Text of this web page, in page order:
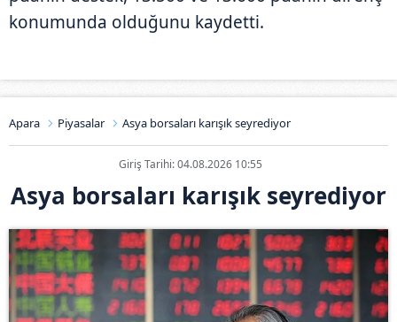
konumunda olduğunu kaydetti.
Apara Piyasalar Asya borsaları karışık seyrediyor
Giriş Tarihi: 04.08.2026 10:55
Asya borsaları karışık seyrediyor